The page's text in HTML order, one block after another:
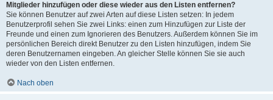
Mitglieder hinzufügen oder diese wieder aus den Listen entfernen?
Sie können Benutzer auf zwei Arten auf diese Listen setzen: In jedem
Benutzerprofil sehen Sie zwei Links: einen zum Hinzufügen zur Liste der
Freunde und einen zum Ignorieren des Benutzers. Außerdem können Sie im
persönlichen Bereich direkt Benutzer zu den Listen hinzufügen, indem Sie
deren Benutzernamen eingeben. An gleicher Stelle können Sie sie auch
wieder von den Listen entfernen.
Nach oben